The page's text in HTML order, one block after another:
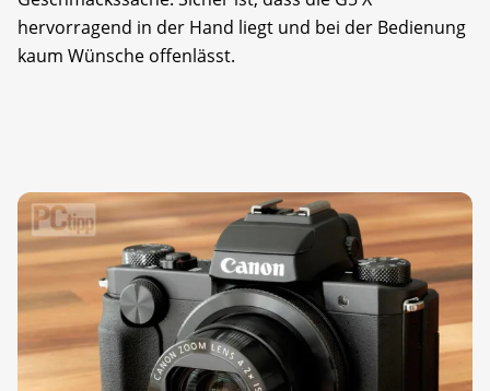
hervorragend in der Hand liegt und bei der Bedienung
kaum Wünsche offenlässt.